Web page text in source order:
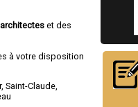
architectes et des
à votre disposition
,Saint-Claude